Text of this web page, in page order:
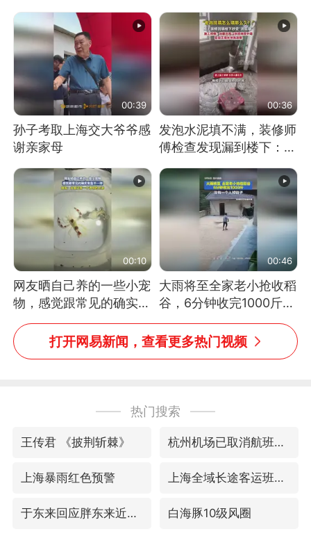
快乐长这样
网友：果然言传不如身
教！
00:39
孙子考取上海交大爷爷感
谢亲家母
00:36
发泡水泥填不满，装修师
傅检查发现漏到楼下：出
风口未延伸到外墙
00:10
网友晒自己养的一些小宠
物，感觉跟常见的确实有
些不一样
00:46
大雨将至全家老小抢收稻
谷，6分钟收完1000斤，
没有一个人掉链子
打开网易新闻，查看更多热门视频
热门搜索
王传君 《披荆斩棘》 杭州机场已取消航班388架次
上海暴雨红色预警 上海全域长途客运班次全部停运
于东来回应胖东来近25年老店年底关闭 白海豚10级风圈